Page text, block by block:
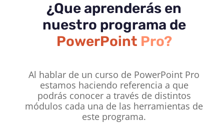
¿Que aprenderás en
nuestro programa de
PowerPoint Pro?
Al hablar de un curso de PowerPoint Pro
estamos haciendo referencia a que
podrás conocer a través de distintos
módulos cada una de las herramientas de
este programa.